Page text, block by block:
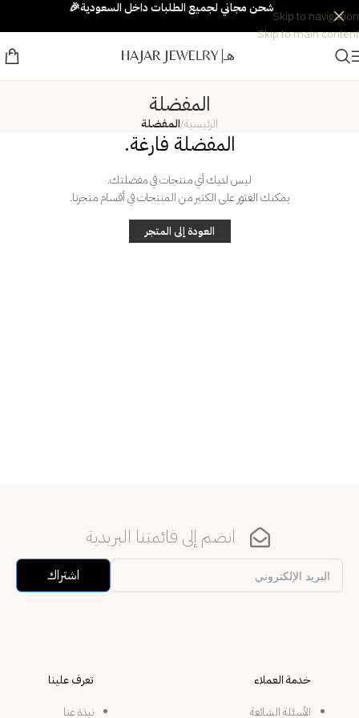
Skip to navigation
Skip to main content
شحن مجاني لجميع الطلبات داخل السعودية🎉
المفضلة
الرئيسية/المفضلة
المفضلة فارغة.
ليس لديك أي منتجات في مفضلتك.
يمكنك العثور على الكثير من المنتجات في أقسام متجرنا.
العودة إلى المتجر
انضم إلى قائمتنا البريدية
اشتراك
خدمة العملاء
الأسئلة الشائعة
تعرف علينا
نبذة عنا